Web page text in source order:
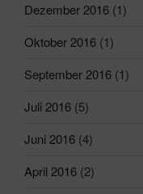
Dezember 2016 (1)
Oktober 2016 (1)
September 2016 (1)
Juli 2016 (5)
Juni 2016 (4)
April 2016 (2)